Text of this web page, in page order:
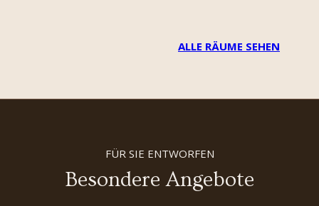
ALLE RÄUME SEHEN
FÜR SIE ENTWORFEN
Besondere Angebote